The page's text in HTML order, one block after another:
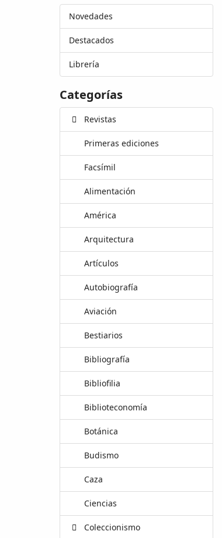
Novedades
Destacados
Librería
Categorías
Revistas
Primeras ediciones
Facsímil
Alimentación
América
Arquitectura
Artículos
Autobiografía
Aviación
Bestiarios
Bibliografía
Bibliofilia
Biblioteconomía
Botánica
Budismo
Caza
Ciencias
Coleccionismo